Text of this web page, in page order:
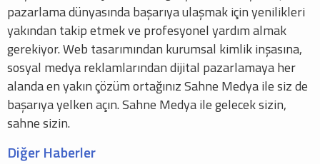
pazarlama dünyasında başarıya ulaşmak için yenilikleri
yakından takip etmek ve profesyonel yardım almak
gerekiyor. Web tasarımından kurumsal kimlik inşasına,
sosyal medya reklamlarından dijital pazarlamaya her
alanda en yakın çözüm ortağınız Sahne Medya ile siz de
başarıya yelken açın. Sahne Medya ile gelecek sizin,
sahne sizin.
Diğer Haberler